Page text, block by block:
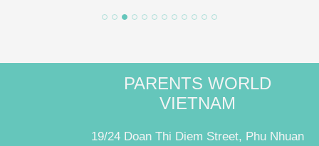
PARENTS WORLD
VIETNAM
19/24 Doan Thi Diem Street, Phu Nhuan